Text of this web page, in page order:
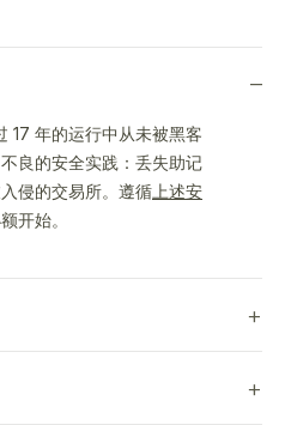
17 年的运行中从未被黑客
良的安全实践：丢失助记
侵的交易所。遵循 上述安
开始。